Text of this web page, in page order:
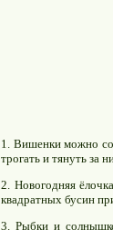
1. Вишенки можно
трогать и тянуть за
2. Новогодняя
квадратных бусин
3. Рыбки и